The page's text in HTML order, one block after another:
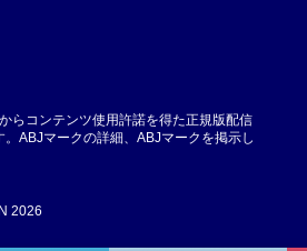
らコンテンツ使用許諾を得た正規版配信
ABJマークの詳細、ABJマークを掲示し
2026